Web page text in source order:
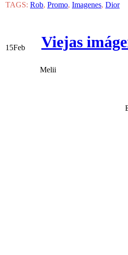
TAGS: Rob, Promo, Imagenes, Dior
15Feb Viejas
Melii